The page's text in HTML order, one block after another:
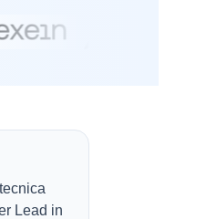
Lead in